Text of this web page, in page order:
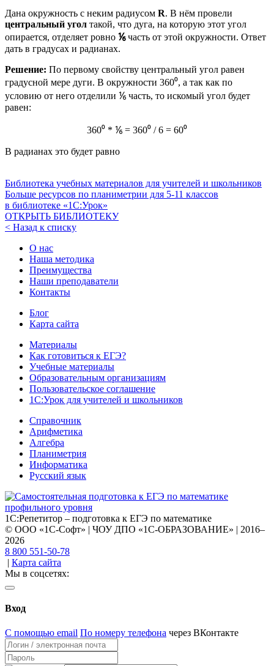
Дана окружность с неким радиусом R. В нём провели
центральный угол такой, что дуга, на которую этот угол
опирается, отделяет ровно ⅙часть от этой окружности. Ответ
дать в градусах и радианах.
Решение: По первому свойству центральный угол равен
градусной мере дуги. В окружности 360⁰, а так как по
условию от него отделили ⅙ часть, то искомый угол будет
равен:
360⁰ * ⅙ = 360⁰ / 6 = 60⁰
В радианах это будет равно
Библиотека учебных материалов для учителей и школьников
Больше ресурсов по планиметрии для 5-11 классов
в библиотеке «1С:Урок»
ОТКРЫТЬ БИБЛИОТЕКУ
< Назад к списку
О нас
Наша методика
Преимущества
Наши преподаватели
Контакты
Блог
Карта сайта
Материалы
Как готовиться к ЕГЭ?
Учебные материалы
Образовательным организациям
Пользовательское соглашение
1С:Урок для учителей и школьников
Справочник
Арифметика
Алгебра
Планиметрия
Информатика
Русский язык
1С:Репетитор – подготовка к ЕГЭ по математике
© ООО «1С-Софт» | ЧОУ ДПО «1С-ОБРАЗОВАНИЕ» | 2016–
2026
8 800 551-50-78
| Карта сайта
Мы в соцсетях:
Вход
С помощью email По номеру телефона через ВКонтакте